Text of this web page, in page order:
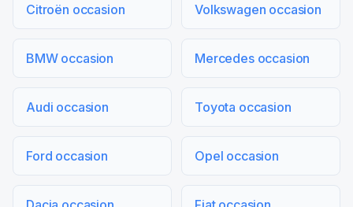
Citroën occasion Volkswagen occasion
BMW occasion Mercedes occasion
Audi occasion Toyota occasion
Ford occasion Opel occasion